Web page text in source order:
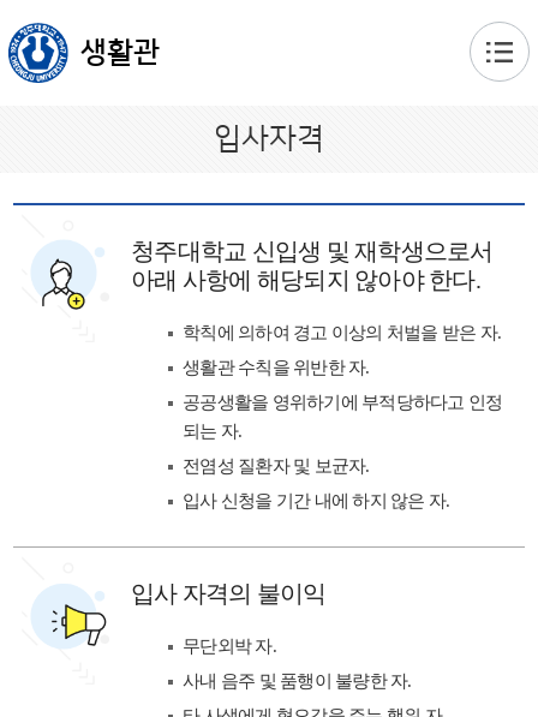
생활관
입사자격
청주대학교 신입생 및 재학생으로서
아래 사항에 해당되지 않아야 한다.
학칙에 의하여 경고 이상의 처벌을 받은 자.
생활관 수칙을 위반한 자.
공공생활을 영위하기에 부적당하다고 인정
되는 자.
전염성 질환자 및 보균자.
입사 신청을 기간 내에 하지 않은 자.
입사 자격의 불이익
무단외박 자.
사내 음주 및 품행이 불량한 자.